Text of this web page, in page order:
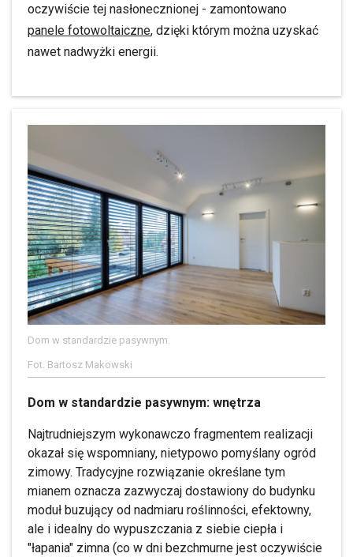
oczywiście tej nasłonecznionej - zamontowano
panele fotowoltaiczne, dzięki którym można uzyskać
nawet nadwyżki energii.
Dom w standardzie pasywnym.
Fot. Bartosz Makowski
Dom w standardzie pasywnym: wnętrza
Najtrudniejszym wykonawczo fragmentem realizacji
okazał się wspomniany, nietypowo pomyślany ogród
zimowy. Tradycyjne rozwiązanie określane tym
mianem oznacza zazwyczaj dostawiony do budynku
moduł buzujący od nadmiaru roślinności, efektowny,
ale i idealny do wypuszczania z siebie ciepła i
"łapania" zimna (co w dni bezchmurne jest oczywiście